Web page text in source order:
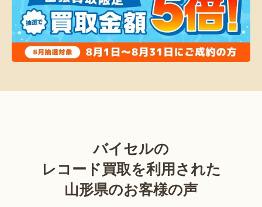
バイセルの
レコード買取を利用された
山形県のお客様の声